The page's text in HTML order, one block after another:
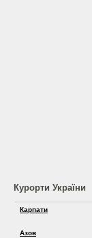
Курорти України
Карпати
Азов